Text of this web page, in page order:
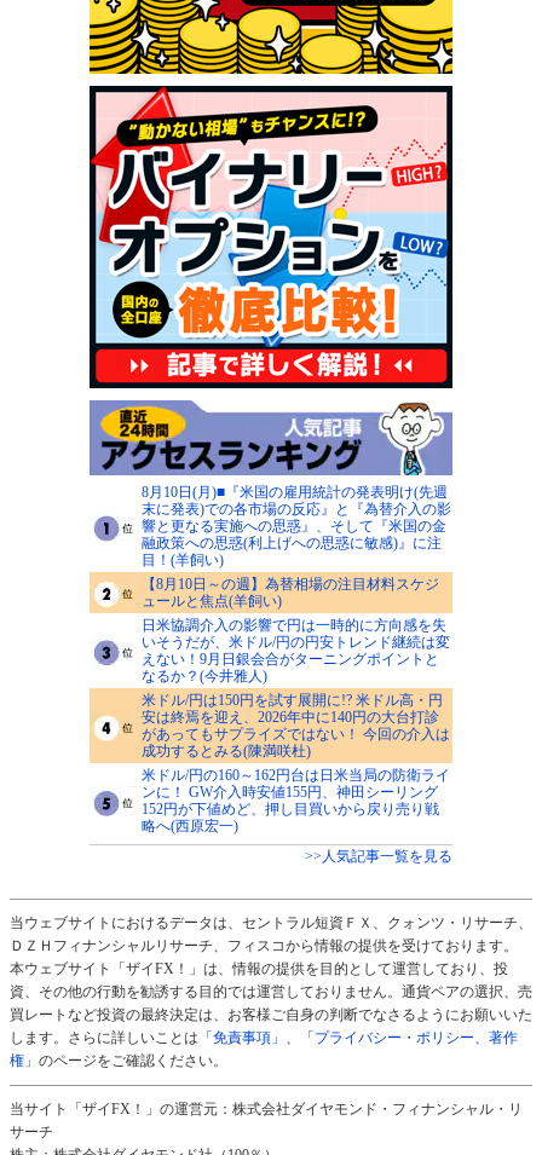
8月10日(月)■『米国の雇用統計の発表明け(先週
末に発表)での各市場の反応』と『為替介入の影
響と更なる実施への思惑』、そして『米国の金
融政策への思惑(利上げへの思惑に敏感)』に注
目！(羊飼い)
【8月10日～の週】為替相場の注目材料スケジ
ュールと焦点(羊飼い)
日米協調介入の影響で円は一時的に方向感を失
いそうだが、米ドル/円の円安トレンド継続は変
えない！9月日銀会合がターニングポイントと
なるか？(今井雅人)
米ドル/円は150円を試す展開に!? 米ドル高・円
安は終焉を迎え、2026年中に140円の大台打診
があってもサプライズではない！ 今回の介入は
成功するとみる(陳満咲杜)
米ドル/円の160～162円台は日米当局の防衛ライ
ンに！ GW介入時安値155円、神田シーリング
152円が下値めど、押し目買いから戻り売り戦
略へ(西原宏一)
>>人気記事一覧を見る
当ウェブサイトにおけるデータは、セントラル短資ＦＸ、クォンツ・リサーチ、
ＤＺＨフィナンシャルリサーチ、フィスコから情報の提供を受けております。
本ウェブサイト「ザイFX！」は、情報の提供を目的として運営しており、投
資、その他の行動を勧誘する目的では運営しておりません。通貨ペアの選択、売
買レートなど投資の最終決定は、お客様ご自身の判断でなさるようにお願いいた
します。さらに詳しいことは 「免責事項」
「プライバシー・ポリシー、著作
権」 のページをご確認ください。
当サイト「ザイFX！」の運営元：株式会社ダイヤモンド・フィナンシャル・リ
サーチ